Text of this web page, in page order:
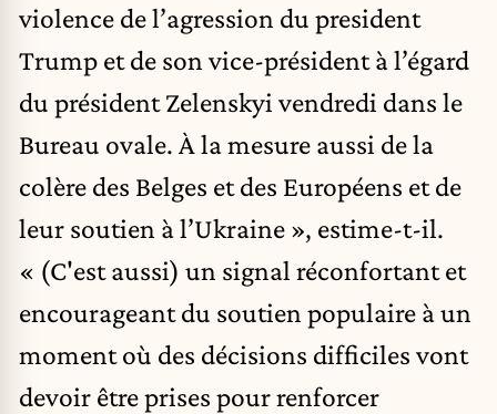
violence de l’agression du president
Trump et de son vice-président à l’égard
du président Zelenskyi vendredi dans le
Bureau ovale. À la mesure aussi de la
colère des Belges et des Européens et de
leur soutien à l’Ukraine », estime-t-il.
« (C'est aussi) un signal réconfortant et
encourageant du soutien populaire à un
moment où des décisions difficiles vont
devoir être prises pour renforcer